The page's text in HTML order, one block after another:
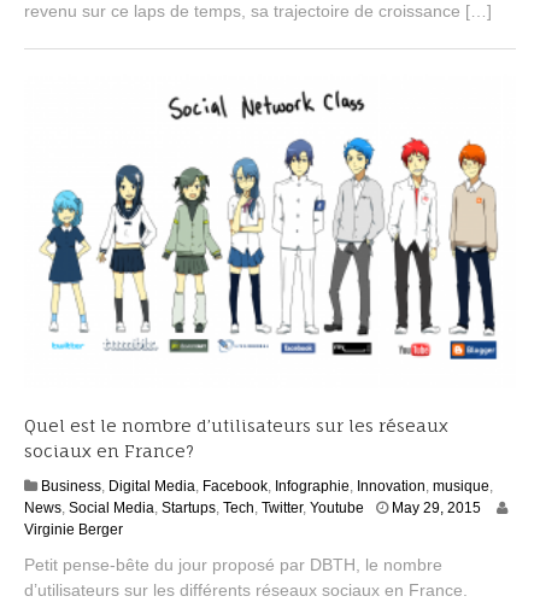
r
revenu sur ce laps de temps, sa trajectoire de croissance […]
Quel est le nombre d’utilisateurs sur les réseaux
sociaux en France?
Business, Digital Media, Facebook, Infographie, Innovation, musique,
News, Social Media, Startups, Tech, Twitter, Youtube May 29, 2015N
Virginie Berger
Petit pense-bête du jour proposé par DBTH, le nombre
d’utilisateurs sur les différents réseaux sociaux en France.